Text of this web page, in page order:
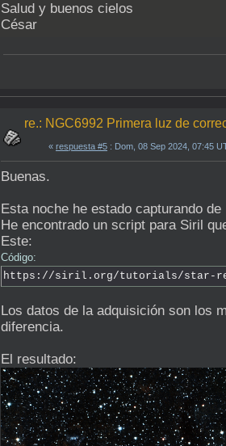
Salud y buenos cielos
César
re.: NGC6992 Primera luz de
« respuesta #5 : Dom, 08 Sep 2024, 07:45
Buenas.
Esta noche he estado capturando
He encontrado un script para Siril
Este:
Código:
https://siril.org/tutorials/star-
Los datos de la adquisición son los
diferencia.
El resultado: